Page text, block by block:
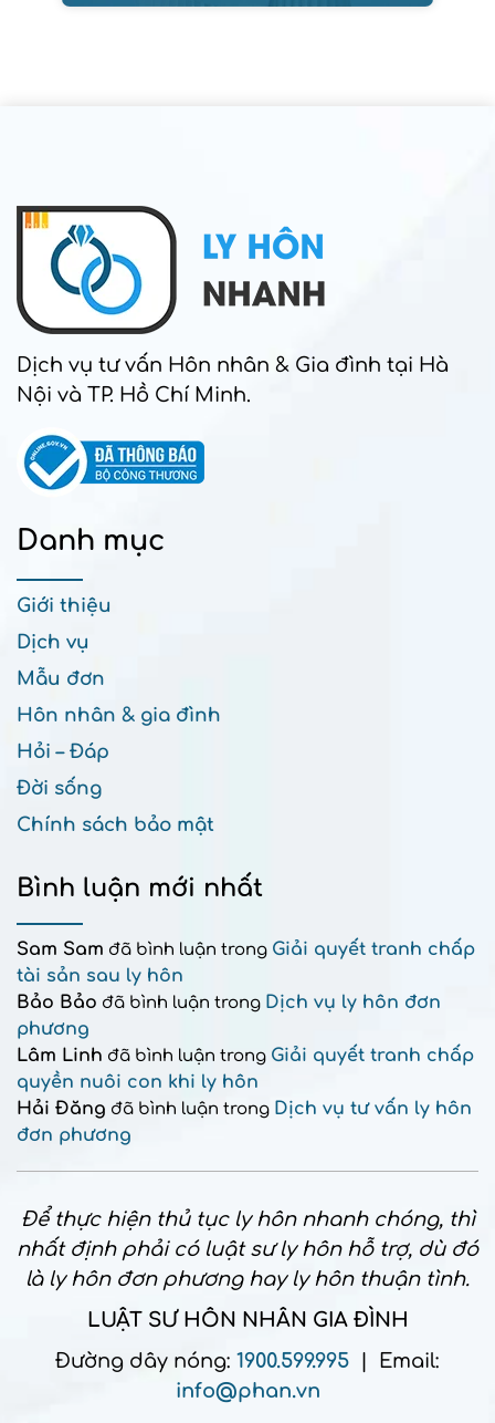
Dịch vụ tư vấn Hôn nhân & Gia đình tại Hà
Nội và TP. Hồ Chí Minh.
Danh mục
Giới thiệu
Dịch vụ
Mẫu đơn
Hôn nhân & gia đình
Hỏi – Đáp
Đời sống
Chính sách bảo mật
Bình luận mới nhất
Sam Sam đã bình luận trong Giải quyết tranh chấp
tài sản sau ly hôn
Bảo Bảo đã bình luận trong Dịch vụ ly hôn đơn
phương
Lâm Linh đã bình luận trong Giải quyết tranh chấp
quyền nuôi con khi ly hôn
Hải Đăng đã bình luận trong Dịch vụ tư vấn ly hôn
đơn phương
Để thực hiện thủ tục ly hôn nhanh chóng, thì
nhất định phải có luật sư ly hôn hỗ trợ, dù đó
là ly hôn đơn phương hay ly hôn thuận tình.
LUẬT SƯ HÔN NHÂN GIA ĐÌNH
Đường dây nóng: 1900.599.995 | Email:
info@phan.vn